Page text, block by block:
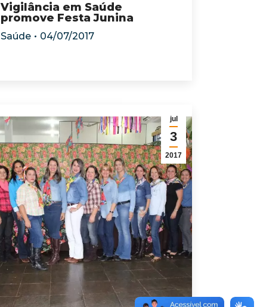
Vigilância em Saúde
promove Festa Junina
Saúde 04/07/2017
jul
3
2017